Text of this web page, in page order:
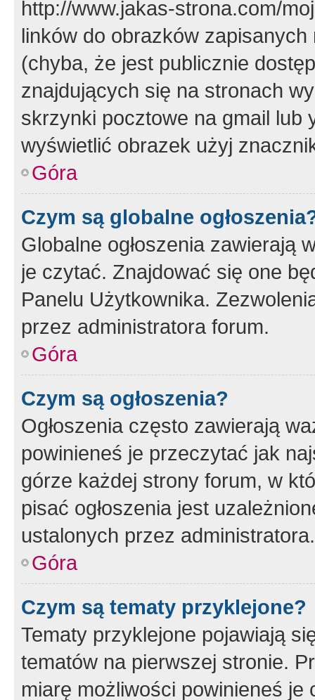
http://www.jakas-strona.com/
linków do obrazków
(chyba, że jest publicznie
znajdujących się na stronach
skrzynki pocztowe na gmail lub
wyświetlić obrazek użyj
Góra
Czym są globalne
Globalne ogłoszenia zawierają
je czytać. Znajdować się one
Panelu Użytkownika.
przez administratora forum.
Góra
Czym są ogłoszenia?
Ogłoszenia często zawierają
powinieneś je przeczytać jak
górze każdej strony forum, w
pisać ogłoszenia jest
ustalonych przez administratora.
Góra
Czym są tematy przyklejone?
Tematy przyklejone pojawiają
tematów na pierwszej stronie.
miarę możliwości powinieneś je